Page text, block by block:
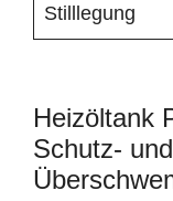
Stilllegung
Heizöltank
Schutz- und